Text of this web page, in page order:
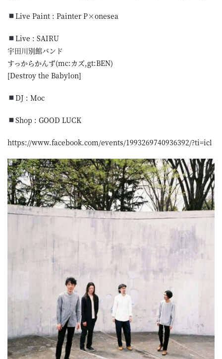
Live Paint : Painter P×onesea
Live : SAIRU
宇田川別館バンド
すっからかんず(mc:カズ,gt:BEN)
[Destroy the Babylon]
DJ : Moc
Shop : GOOD LUCK
https://www.facebook.com/events/1993269740936392/?ti=icl